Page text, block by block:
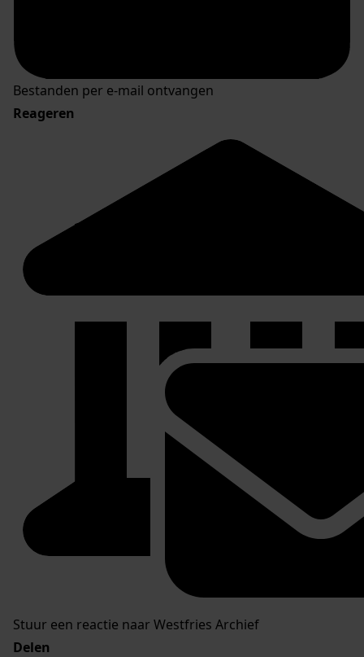
Bestanden per e-mail ontvangen
Reageren
Stuur een reactie naar Westfries Archief
Delen